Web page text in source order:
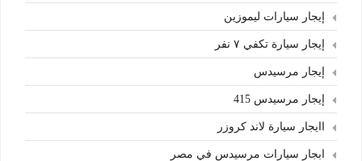
إيجار سيارات ليموزين
إيجار سيارة تكفي ٧ نفر
إيجار مرسيدس
إيجار مرسيدس 415
اايجار سيارة لاند كروزر
ابجار سيارات مرسيدس في مصر